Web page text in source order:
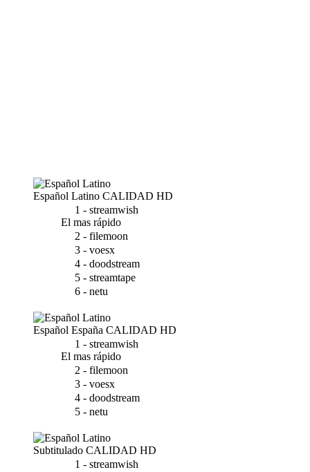
Español Latino CALIDAD HD
1 - streamwish
El mas rápido
2 - filemoon
3 - voesx
4 - doodstream
5 - streamtape
6 - netu
Español España CALIDAD HD
1 - streamwish
El mas rápido
2 - filemoon
3 - voesx
4 - doodstream
5 - netu
Subtitulado CALIDAD HD
1 - streamwish